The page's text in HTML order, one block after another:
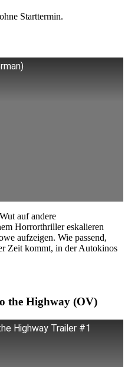
Starttermin.
auf andere
Horrorthriller eskalieren
aufzeigen. Wie passend,
Zeit kommt, in der Autokinos
the Highway (OV)
Highway Trailer #1